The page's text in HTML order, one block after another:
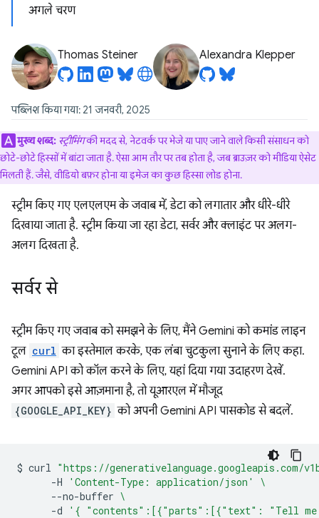
अगले चरण
Thomas Steiner Alexandra Klepper
पब्लिश किया गया: 21 जनवरी, 2025
मुख्य शब्द: स्ट्रीमिंगकी मदद से, नेटवर्क पर भेजे या पाए जाने वाले किसी संसाधन को
छोटे-छोटे हिस्सों में बांटा जाता है. ऐसा आम तौर पर तब होता है, जब ब्राउज़र को मीडिया ऐसेट
मिलती हैं. जैसे, वीडियो बफ़र होना या इमेज का कुछ हिस्सा लोड होना.
स्ट्रीम किए गए एलएलएम के जवाब में, डेटा को लगातार और धीरे-धीरे
दिखाया जाता है. स्ट्रीम किया जा रहा डेटा, सर्वर और क्लाइंट पर अलग-
अलग दिखता है.
सर्वर से
स्ट्रीम किए गए जवाब को समझने के लिए, मैंने Gemini को कमांड लाइन
टूल curl का इस्तेमाल करके, एक लंबा चुटकुला सुनाने के लिए कहा.
Gemini API को कॉल करने के लिए, यहां दिया गया उदाहरण देखें.
अगर आपको इसे आज़माना है, तो यूआरएल में मौजूद
{GOOGLE_API_KEY} को अपनी Gemini API पासकोड से बदलें.
$ curl "https://generativelanguage.googleapis.com/
-H
'Content-Type: application/json'
\
--no-buffer \
-d
'{ "contents":[{"parts":[{"text": "Tell